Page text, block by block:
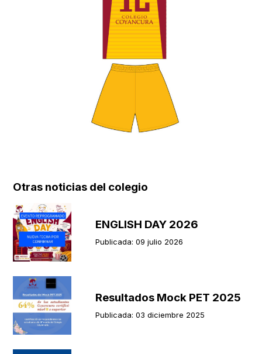
Otras noticias del colegio
ENGLISH DAY 2026
Publicada: 09 julio 2026
Resultados Mock PET 2025
Publicada: 03 diciembre 2025